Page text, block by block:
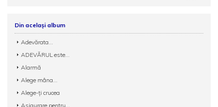
Din același album
Adevărata...
ADEVĂRUL este...
Alarmă
Alege mâna...
Alege-ţi crucea
Asigurare pentru...